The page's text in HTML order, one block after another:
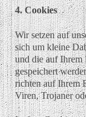
4. Cookies
Wir setzen auf
sich um kleine
und die auf Ihrem
gespeichert
richten auf Ihrem
Viren, Trojaner